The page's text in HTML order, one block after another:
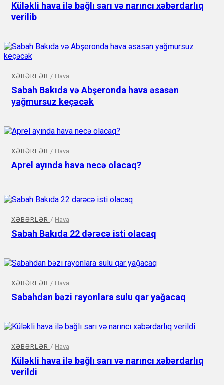
Küləkli hava ilə bağlı sarı və narıncı xəbərdarlıq
verilib
XƏBƏRLƏR / Hava
Sabah Bakıda və Abşeronda hava əsasən
yağmursuz keçəcək
XƏBƏRLƏR / Hava
Aprel ayında hava necə olacaq?
XƏBƏRLƏR / Hava
Sabah Bakıda 22 dərəcə isti olacaq
XƏBƏRLƏR / Hava
Sabahdan bəzi rayonlara sulu qar yağacaq
XƏBƏRLƏR / Hava
Küləkli hava ilə bağlı sarı və narıncı xəbərdarlıq
verildi